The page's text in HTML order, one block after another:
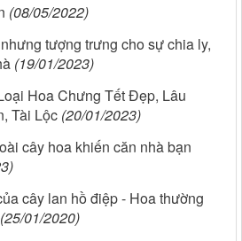
(08/05/2022)
tượng trưng cho sự chia ly,
(19/01/2023)
Hoa Chưng Tết Đẹp, Lâu
Tài Lộc (20/01/2023)
cây hoa khiến căn nhà bạn
cây lan hồ điệp - Hoa thường
(25/01/2020)